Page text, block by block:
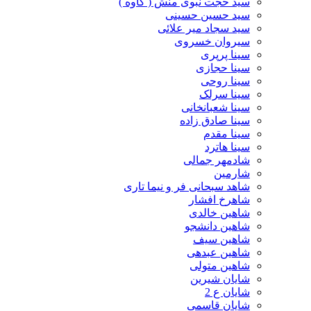
سید حسین حسینى
سید سجاد میر علائی
سیروان خسروی
سینا پرپری
سینا حجازی
سینا روحی
سینا سرلک
سینا شعبانخانی
سینا صادق زاده
سینا مقدم
سینا هاترد
شادمهر جمالی
شارمین
شاهد سبحانی فر و نیما تاری
شاهرخ افشار
شاهین خالدی
شاهین دانشجو
شاهین سیف
شاهین عبدهی
شاهین متولی
شایان شیرین
شایان ع 2
شایان قاسمی